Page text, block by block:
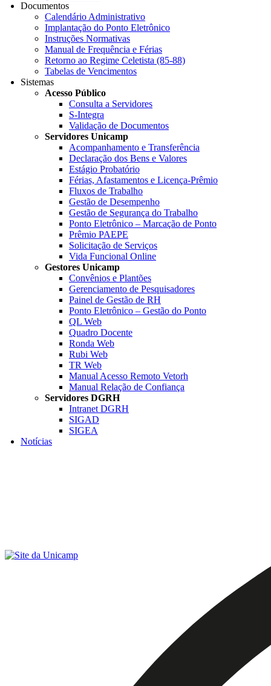
Documentos
Calendário Administrativo
Implantação do Ponto Eletrônico
Instruções Normativas
Manual de Frequência e Férias
Retorno ao Regime Celetista (85-88)
Tabelas de Vencimentos
Sistemas
Acesso Público
Consulta a Servidores
S-Integra
Validação de Documentos
Servidores Unicamp
Acompanhamento e Transferência
Declaração dos Bens e Valores
Estágio Probatório
Férias, Afastamentos e Licença-Prêmio
Fluxos de Trabalho
Gestão de Desempenho
Gestão de Segurança do Trabalho
Ponto Eletrônico – Marcação de Ponto
Prêmio PAEPE
Solicitação de Serviços
Vida Funcional Online
Gestores Unicamp
Convênios e Plantões
Gerenciamento de Pesquisadores
Painel de Gestão de RH
Ponto Eletrônico – Gestão do Ponto
QL Web
Quadro Docente
Ronda Web
Rubi Web
TR Web
Manual Acesso Remoto Vetorh
Manual Relação de Confiança
Servidores DGRH
Intranet DGRH
SIGAD
SIGEA
Notícias